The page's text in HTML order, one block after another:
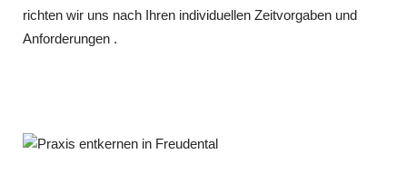
richten wir uns nach Ihren individuellen Zeitvorgaben und
Anforderungen .